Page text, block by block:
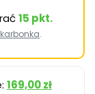
15 pkt.
.
169,00 zł